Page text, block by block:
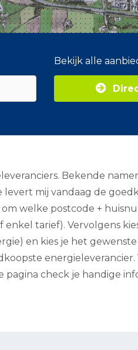
Bekijk alle
Bekende
mij vandaag de
welke postcode +
tarief). Vervolgens
en kies je het
energieleverancier.
check je handige